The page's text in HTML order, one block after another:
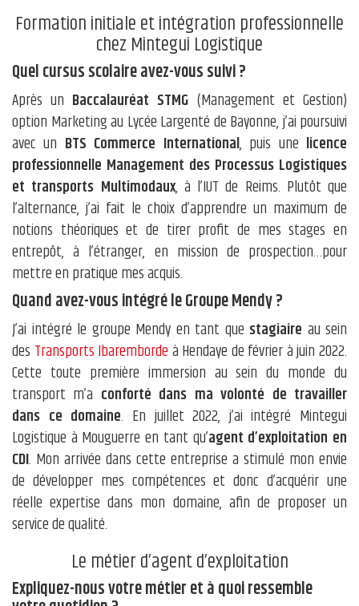
Formation initiale et intégration professionnelle
chez Mintegui Logistique
Quel cursus scolaire avez-vous suivi ?
Après un Baccalauréat STMG (Management et Gestion)
option Marketing au Lycée Largenté de Bayonne, j’ai poursuivi
avec un BTS Commerce International, puis une licence
professionnelle Management des Processus Logistiques
et transports Multimodaux, à l’IUT de Reims. Plutôt que
l’alternance, j’ai fait le choix d’apprendre un maximum de
notions théoriques et de tirer profit de mes stages en
entrepôt, à l’étranger, en mission de prospection…pour
mettre en pratique mes acquis.
Quand avez-vous intégré le Groupe Mendy ?
J’ai intégré le groupe Mendy en tant que stagiaire au sein
des Transports Ibaremborde à Hendaye de février à juin 2022.
Cette toute première immersion au sein du monde du
transport m’a conforté dans ma volonté de travailler
dans ce domaine. En juillet 2022, j’ai intégré Mintegui
Logistique à Mouguerre en tant qu’agent d’exploitation en
CDI. Mon arrivée dans cette entreprise a stimulé mon envie
de développer mes compétences et donc d’acquérir une
réelle expertise dans mon domaine, afin de proposer un
service de qualité.
Le métier d’agent d’exploitation
Expliquez-nous votre métier et à quoi ressemble